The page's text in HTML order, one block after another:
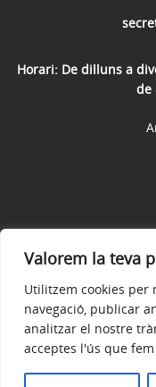
Valorem la teva
Utilitzem cookies per
navegació, publicar
analitzar el nostre
acceptes l'ús que
Horari: De dilluns a
de
Avís legal
© 2026